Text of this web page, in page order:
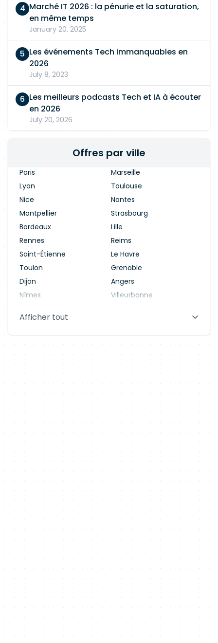
finance / production / logistique Qualités
attendues Autonomie Rigueur Bon relationnel
Esprit d'analyse Capacité à vulgariser auprès
des métiers Orientation solution Proactivité
Capacité à travailler en équipe Bonne
communication écrite et orale
Marché IT 2026 : la pénurie et la saturation,
en même temps
January 20, 2025
Les événements Tech immanquables en
2026
July 8, 2023
Les meilleurs podcasts Tech et IA à écouter
en 2026
July 20, 2026
Offres par ville
Paris
Marseille
Lyon
Toulouse
Nice
Nantes
Montpellier
Strasbourg
Bordeaux
Lille
Rennes
Reims
Saint-Étienne
Le Havre
Toulon
Grenoble
Dijon
Angers
Nîmes
Villeurbanne
Aix-en-Provence
Brest
Tours
Afficher tout